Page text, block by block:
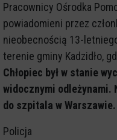
Pracownicy Ośrodka
powiadomieni przez
nieobecnością 13-
terenie gminy Kadzidło,
Chłopiec był w stanie
widocznymi odleżynami.
do szpitala w Warszawie.
Policja